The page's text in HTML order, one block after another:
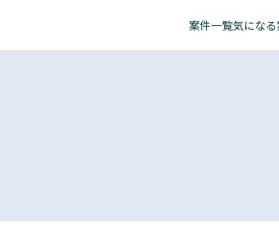
案件一覧気にな